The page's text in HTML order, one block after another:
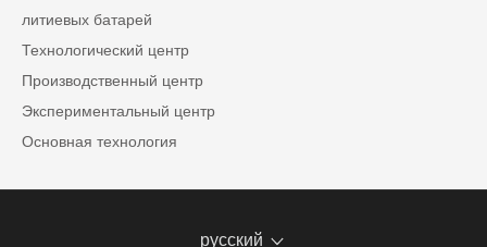
литиевых батарей
Технологический центр
Производственный центр
Экспериментальный центр
Основная технология
русский